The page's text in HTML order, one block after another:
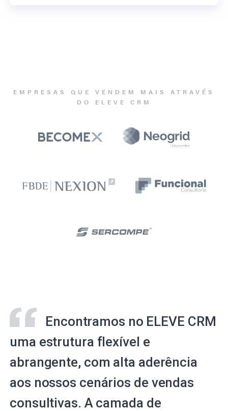
EMPRESAS QUE VENDEM MAIS ATRAVÉS
DO ELEVE CRM
Encontramos no ELEVE CRM
uma estrutura flexível e
abrangente, com alta aderência
aos nossos cenários de vendas
consultivas. A camada de